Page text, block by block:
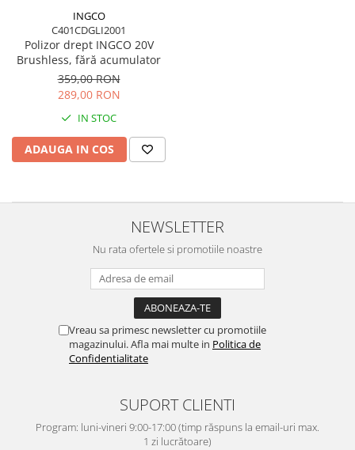
Mașini de șlefuit
Măști de sudură
Nivele cu bulă
Nivelă laser
Polizoare unghiulare
Capsatoare
Căni
Accesorii pentru drujbă
Echipamente de protecție
Foarfece tablă
Mașină de tocat carne
Oale și vase de gătit
Hidrofoare
INGCO
C401CDGLI2001
Polizor drept INGCO 20V
Brushless, fără acumulator
359,00 RON
289,00 RON
IN STOC
ADAUGA IN COS
NEWSLETTER
Nu rata ofertele si promotiile noastre
Vreau sa primesc newsletter cu promotiile
magazinului. Afla mai multe in Politica de
Confidentialitate
SUPORT CLIENTI
Program: luni-vineri 9:00-17:00 (timp răspuns la email-uri max.
1 zi lucrătoare)